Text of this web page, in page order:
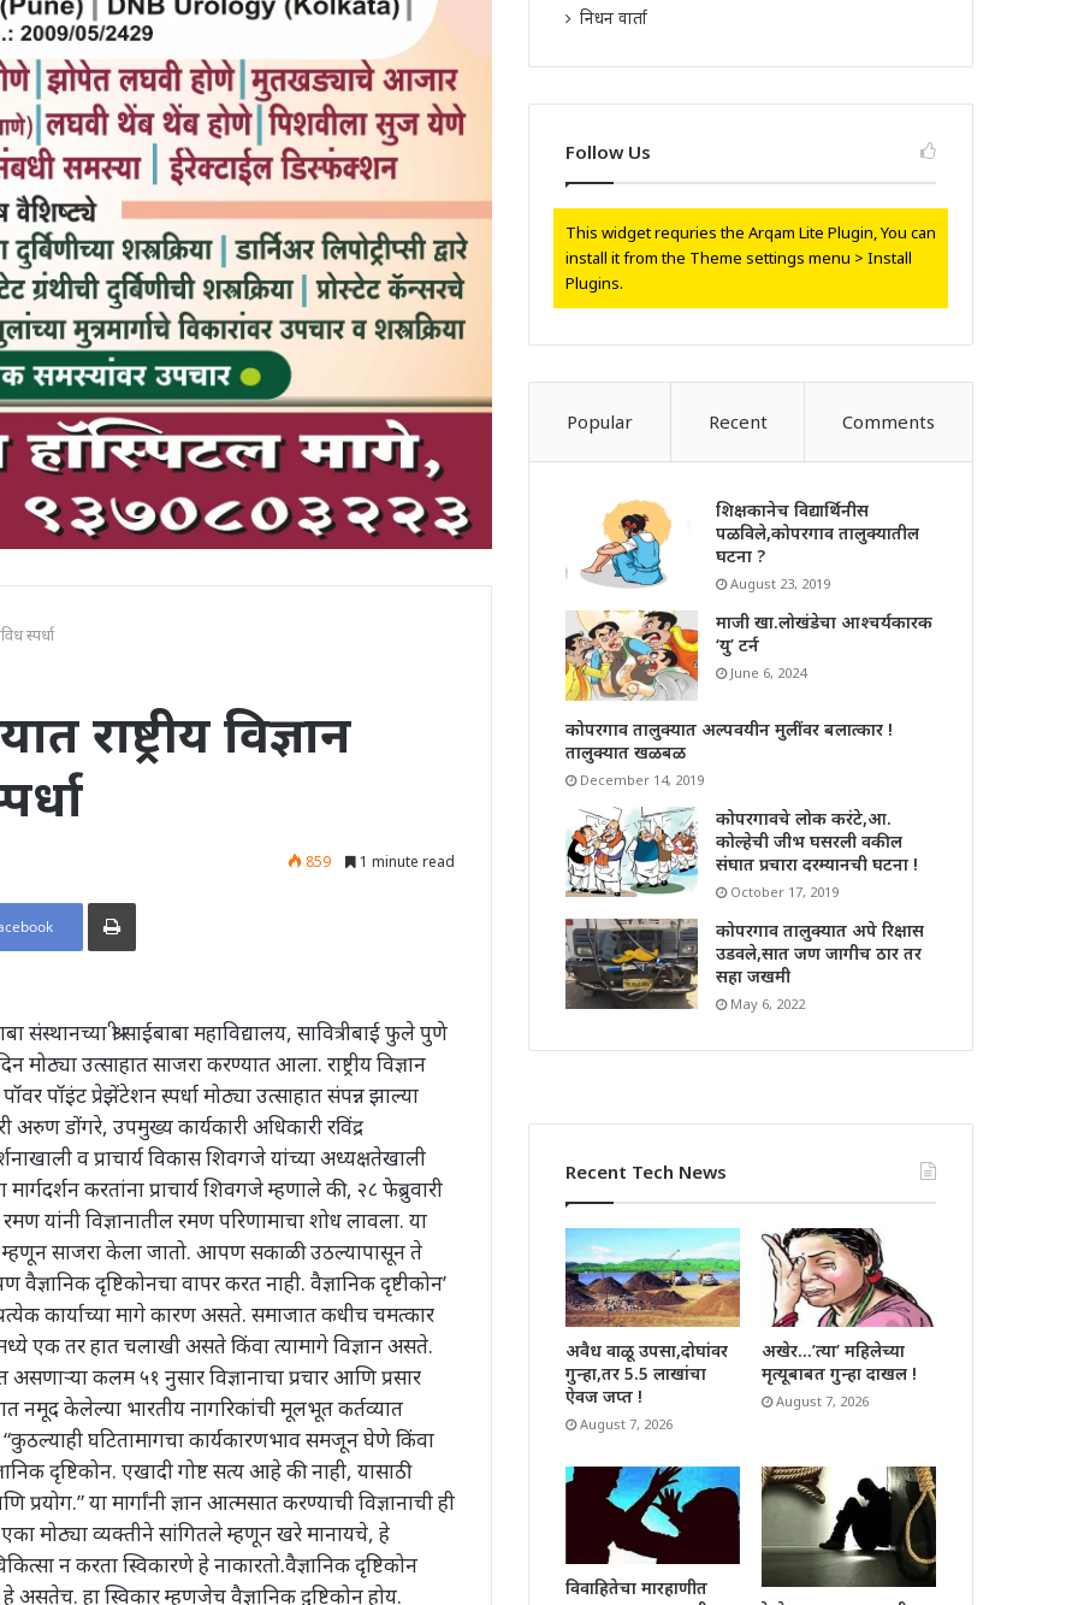
स्पर्धा
राष्ट्रीय विज्ञान
859 1 minute read
Print
संस्थानच्या श्री साईबाबा महाविद्यालय, सावित्रीबाई फुले पुणे
मोठ्या उत्साहात साजरा करण्यात आला. राष्ट्रीय विज्ञान
पॉवर पॉइंट प्रेझेंटेशन स्पर्धा मोठ्या उत्साहात संपन्न झाल्या
अरुण डोंगरे, उपमुख्य कार्यकारी अधिकारी रविंद्र
व प्राचार्य विकास शिवगजे यांच्या अध्यक्षतेखाली
करतांना प्राचार्य शिवगजे म्हणाले की, २८ फेब्रुवारी
यांनी विज्ञानातील रमण परिणामाचा शोध लावला. या
म्हणून साजरा केला जातो. आपण सकाळी उठल्यापासून ते
वैज्ञानिक दृष्टिकोनचा वापर करत नाही. वैज्ञानिक दृष्टीकोन’
कार्याच्या मागे कारण असते. समाजात कधीच चमत्कार
एक तर हात चलाखी असते किंवा त्यामागे विज्ञान असते.
कलम ५१ नुसार विज्ञानाचा प्रचार आणि प्रसार
नमूद केलेल्या भारतीय नागरिकांची मूलभूत कर्तव्यात
“कुठल्याही घटितामागचा कार्यकारणभाव समजून घेणे किंवा
दृष्टिकोन. एखादी गोष्ट सत्य आहे की नाही, यासाठी
प्रयोग.” या मार्गांनी ज्ञान आत्मसात करण्याची विज्ञानाची ही
एका मोठ्या व्यक्तीने सांगितले म्हणून खरे मानायचे, हे
न करता स्विकारणे हे नाकारतो.वैज्ञानिक दृष्टिकोन
हा स्विकार म्हणजेच वैज्ञानिक दृ़ष्टिकोन होय.
निधन वार्ता
Follow Us
This widget requries the Arqam Lite Plugin, You can
install it from the Theme settings menu > Install
Plugins.
Popular Recent Comments
शिक्षकानेच विद्यार्थिनीस
पळविले,कोपरगाव तालुक्यातील
घटना ?
August 23, 2019
माजी खा.लोखंडेचा आश्चर्यकारक
‘यु’ टर्न
June 6, 2024
कोपरगाव तालुक्यात अल्पवयीन मुलींवर बलात्कार !
तालुक्यात खळबळ
December 14, 2019
कोपरगावचे लोक करंटे,आ.
कोल्हेची जीभ घसरली वकील
संघात प्रचारा दरम्यानची घटना !
October 17, 2019
कोपरगाव तालुक्यात अपे रिक्षास
उडवले,सात जण जागीच ठार तर
सहा जखमी
May 6, 2022
Recent Tech News
अवैध वाळू उपसा,दोघांवर
गुन्हा,तर 5.5 लाखांचा
ऐवज जप्त !
August 7, 2026
अखेर…’त्या’ महिलेच्या
मृत्यूबाबत गुन्हा दाखल !
August 7, 2026
विवाहितेचा मारहाणीत